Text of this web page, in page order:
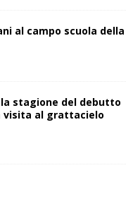
al campo scuola della
la stagione del debutto
visita al grattacielo